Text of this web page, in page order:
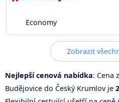
Economy
Zobrazit
Nejlepší cenová nabídka: Cena
Budějovice do Český Krumlov je